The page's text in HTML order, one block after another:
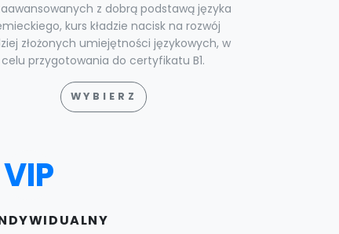
z dobrą podstawą języka
kurs kładzie nacisk na rozwój
złożonych umiejętności językowych, w
celu przygotowania do certyfikatu B1.
WYBIERZ
VIP